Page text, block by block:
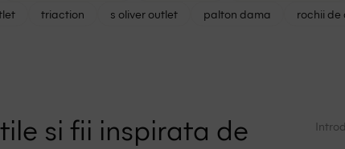
triaction s oliver outlet palton dama rochii de
si fii inspirata de